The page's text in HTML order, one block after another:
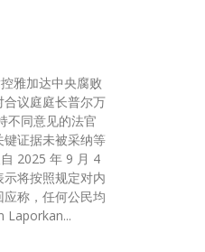
雅加达中央腐败
不同意见的法官
2025 年 9 月 4
表更多评论。 Nadiem Makarim Laporkan...